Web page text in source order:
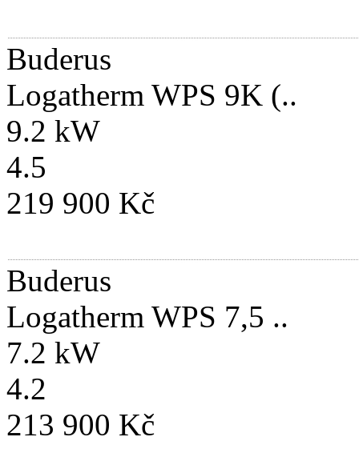
Buderus
Logatherm WPS 9K (..
9.2 kW
4.5
219 900 Kč
Buderus
Logatherm WPS 7,5 ..
7.2 kW
4.2
213 900 Kč